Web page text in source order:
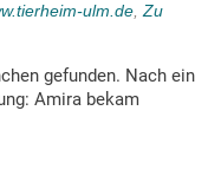
ulm.de,Zu
gefunden. Nach ein
Amira bekam